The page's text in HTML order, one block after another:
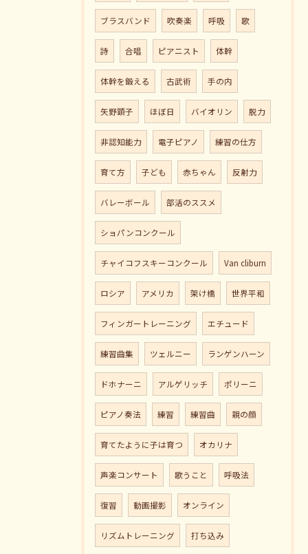
ブラスバンド 吹奏楽 呼吸 歌
詩 合唱 ピアニスト 体幹
体幹を鍛える 古武術 手の内
矢野顕子 ほぼ日 バイオリン 脱力
非認知能力 電子ピアノ 練習の仕方
育て方 子ども 赤ちゃん 反射力
バレーボール 部活のススメ
ショパンコンクール
チャイコフスキーコンクール Van cliburn
ロシア アメリカ 架け橋 世界平和
フィンガートレーニング エチュード
練習曲集 ツェルニー ランゲンハーン
ドホナーニ アルゲリッチ ポリーニ
ピアノ奏法 練習 練習曲 親の顔
育てたように子は育つ オカリナ
声楽コンサート 歌うこと 呼吸法
復習 動画撮影 オンライン
リズムトレーニング 打ち込み